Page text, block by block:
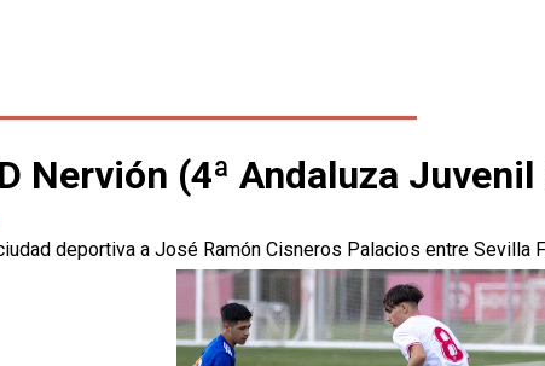
Nervión (4ª Andaluza
deportiva a José Ramón Cisneros Palacios entre Sevilla